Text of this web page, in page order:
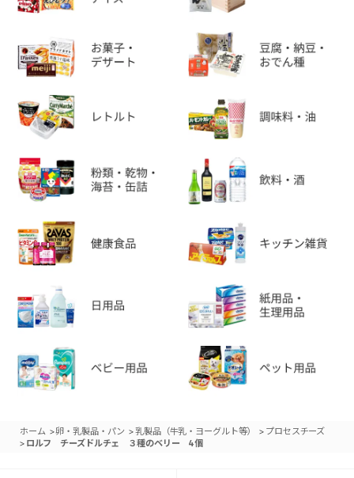
ホーム >卵・乳製品・パン >乳製品（牛乳・ヨーグルト等） > プロセスチーズ
> ロルフ チーズドルチェ ３種のベリー 4個